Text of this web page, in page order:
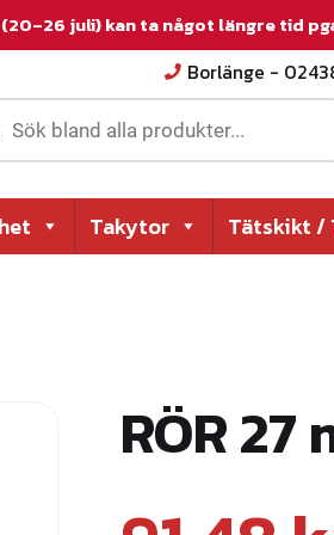
juli) kan ta något längre tid
Borlänge -
Takytor Tätskikt /
RÖR